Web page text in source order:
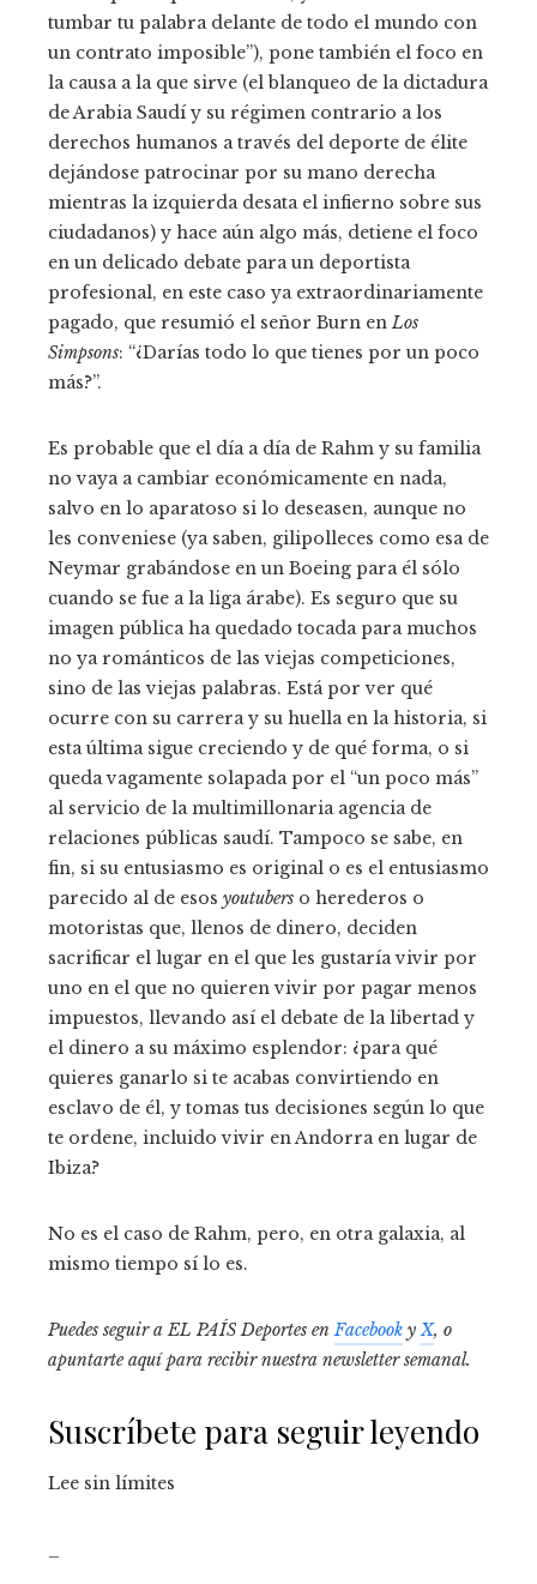
tumbar tu palabra delante de todo el mundo con
un contrato imposible”), pone también el foco en
la causa a la que sirve (el blanqueo de la dictadura
de Arabia Saudí y su régimen contrario a los
derechos humanos a través del deporte de élite
dejándose patrocinar por su mano derecha
mientras la izquierda desata el infierno sobre sus
ciudadanos) y hace aún algo más, detiene el foco
en un delicado debate para un deportista
profesional, en este caso ya extraordinariamente
pagado, que resumió el señor Burn enLos
Simpsons: “¿Darías todo lo que tienes por un poco
más?”.
Es probable que el día a día de Rahm y su familia
no vaya a cambiar económicamente en nada,
salvo en lo aparatoso si lo deseasen, aunque no
les conveniese (ya saben, gilipolleces como esa de
Neymar grabándose en un Boeing para él sólo
cuando se fue a la liga árabe). Es seguro que su
imagen pública ha quedado tocada para muchos
no ya románticos de las viejas competiciones,
sino de las viejas palabras. Está por ver qué
ocurre con su carrera y su huella en la historia, si
esta última sigue creciendo y de qué forma, o si
queda vagamente solapada por el “un poco más”
al servicio de la multimillonaria agencia de
relaciones públicas saudí. Tampoco se sabe, en
fin, si su entusiasmo es original o es el entusiasmo
parecido al de esos youtubers o herederos o
motoristas que, llenos de dinero, deciden
sacrificar el lugar en el que les gustaría vivir por
uno en el que no quieren vivir por pagar menos
impuestos, llevando así el debate de la libertad y
el dinero a su máximo esplendor: ¿para qué
quieres ganarlo si te acabas convirtiendo en
esclavo de él, y tomas tus decisiones según lo que
te ordene, incluido vivir en Andorra en lugar de
Ibiza?
No es el caso de Rahm, pero, en otra galaxia, al
mismo tiempo sí lo es.
Puedes seguir a EL PAÍS Deportes enFacebook yX, o
apuntarte aquí para recibirnuestra newsletter semanal.
Suscríbete para seguir leyendo
Lee sin límites